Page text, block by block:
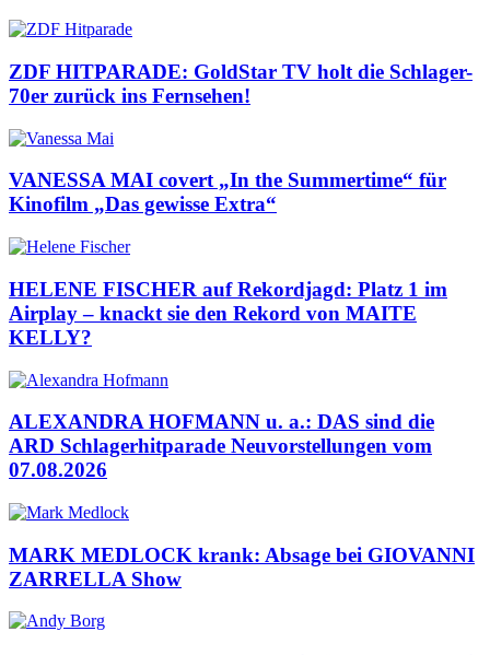
ZDF HITPARADE: GoldStar TV holt die Schlager-
70er zurück ins Fernsehen!
VANESSA MAI covert „In the Summertime“ für
Kinofilm „Das gewisse Extra“
HELENE FISCHER auf Rekordjagd: Platz 1 im
Airplay – knackt sie den Rekord von MAITE
KELLY?
ALEXANDRA HOFMANN u. a.: DAS sind die
ARD Schlagerhitparade Neuvorstellungen vom
07.08.2026
MARK MEDLOCK krank: Absage bei GIOVANNI
ZARRELLA Show